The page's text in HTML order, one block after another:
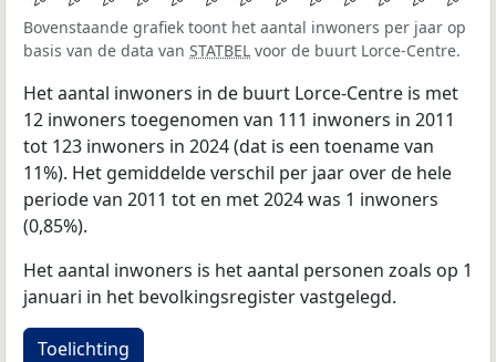
Bovenstaande grafiek toont het aantal inwoners per jaar op
basis van de data van STATBEL voor de buurt Lorce-Centre.
Het aantal inwoners in de buurt Lorce-Centre is met
12 inwoners toegenomen van 111 inwoners in 2011
tot 123 inwoners in 2024 (dat is een toename van
11%). Het gemiddelde verschil per jaar over de hele
periode van 2011 tot en met 2024 was 1 inwoners
(0,85%).
Het aantal inwoners is het aantal personen zoals op 1
januari in het bevolkingsregister vastgelegd.
Toelichting